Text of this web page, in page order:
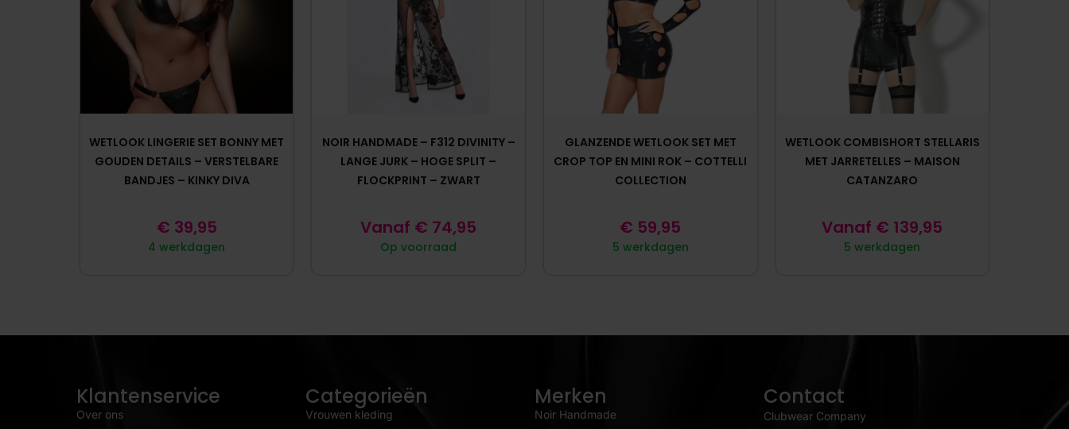
WETLOOK LINGERIE SET BONNY MET
GOUDEN DETAILS – VERSTELBARE
BANDJES – KINKY DIVA
4 werkdagen
€ 39,95
NOIR HANDMADE – F312 DIVINITY –
LANGE JURK – HOGE SPLIT –
FLOCKPRINT – ZWART
Op voorraad
Vanaf € 74,95
GLANZENDE WETLOOK SET MET
CROP TOP EN MINI ROK – COTTELLI
COLLECTION
5 werkdagen
€ 59,95
WETLOOK COMBISHORT STELLARIS
MET JARRETELLES – MAISON
CATANZARO
5 werkdagen
Vanaf € 139,95
Klantenservice
Over ons
Categorieën
Vrouwen kleding
Merken
Noir Handmade
Contact
Clubwear Company